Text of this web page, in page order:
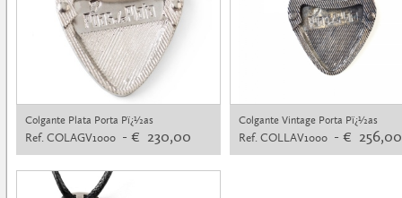
Colgante Plata Porta Pï¿½as
Ref. COLAGV1000 - € 230,00
Colgante Vintage Porta Pï¿½as
Ref. COLLAV1000 - € 256,00